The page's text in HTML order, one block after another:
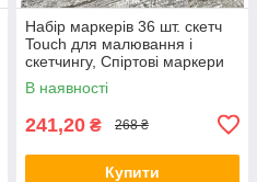
Набір маркерів 36 шт. скетч
Touch для малювання і
скетчингу, Спіртові маркери
Touch
В наявності
241,20 ₴ 268 ₴
Купити